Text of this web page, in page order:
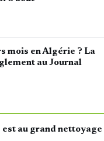
mois en Algérie ? La
au Journal
est au grand nettoyage